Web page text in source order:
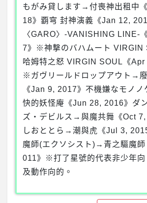
もがみ貸します→付喪神出租中
18》覇穹 封神演義《Jan 12,
〈GARO〉-VANISHING LINE-
7》※神撃のバハムート
哈姆特之怒 VIRGIN SOUL《Apr
※ガヴリールドロップアウト→廢
《Jan 9, 2017》不機嫌なモノ
快的妖怪庵《Jun 28, 2016》ダ
ズ・デビルス→與魔共舞《Oct 7,
しおととら→潮與虎《Jul 3,
魔師(エクソシスト)→青之驅魔
011》※打了星號的代表非少年向
及動作向的。